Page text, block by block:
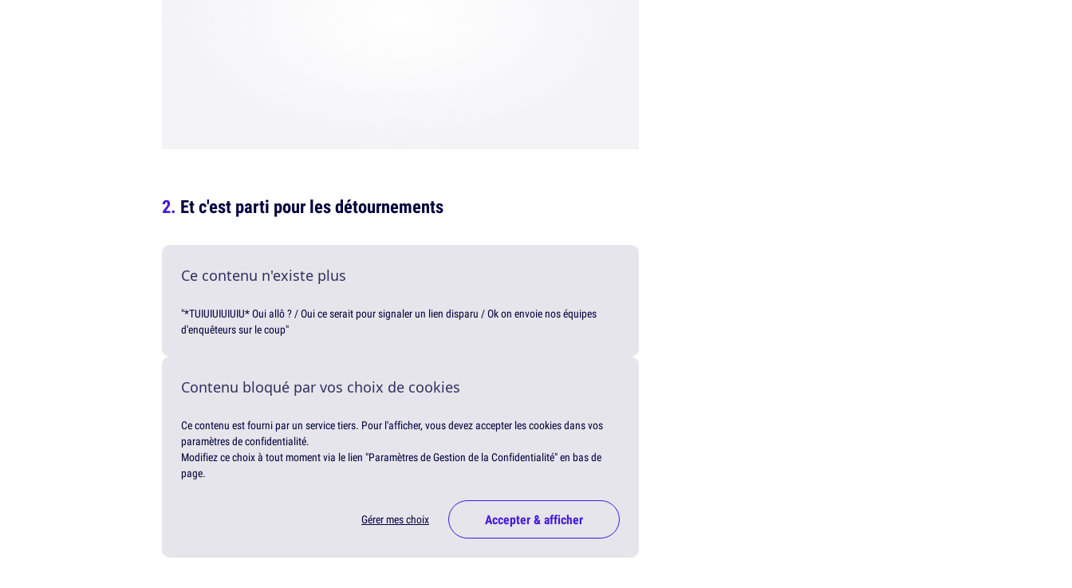
Et c'est parti pour les détournements
Ce contenu n'existe plus
"*TUIUIUIUIUIU* Oui allô ? / Oui ce serait pour signaler un lien disparu / Ok on envoie nos équipes
d'enquêteurs sur le coup"
Contenu bloqué par vos choix de cookies
Ce contenu est fourni par un service tiers. Pour l'afficher, vous devez accepter les cookies dans vos
paramètres de confidentialité.
Modifiez ce choix à tout moment via le lien "Paramètres de Gestion de la Confidentialité" en bas de
page.
Gérer mes choix Accepter & afficher